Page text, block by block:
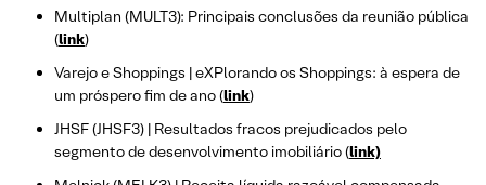
Multiplan (MULT3): Principais conclusões da reunião pública
(link)
Varejo e Shoppings | eXPlorando os Shoppings: à espera de
um próspero fim de ano (link)
JHSF (JHSF3) | Resultados fracos prejudicados pelo
segmento de desenvolvimento imobiliário (link)